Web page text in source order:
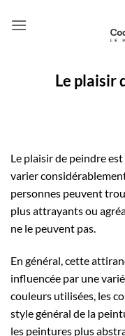
Le plaisir
Le plaisir de peindre
varier
personnes peuvent
plus attrayants ou
ne le peuvent pas.
En général, cette
influencée par une
couleurs utilisées, les
style général de la
les peintures plus